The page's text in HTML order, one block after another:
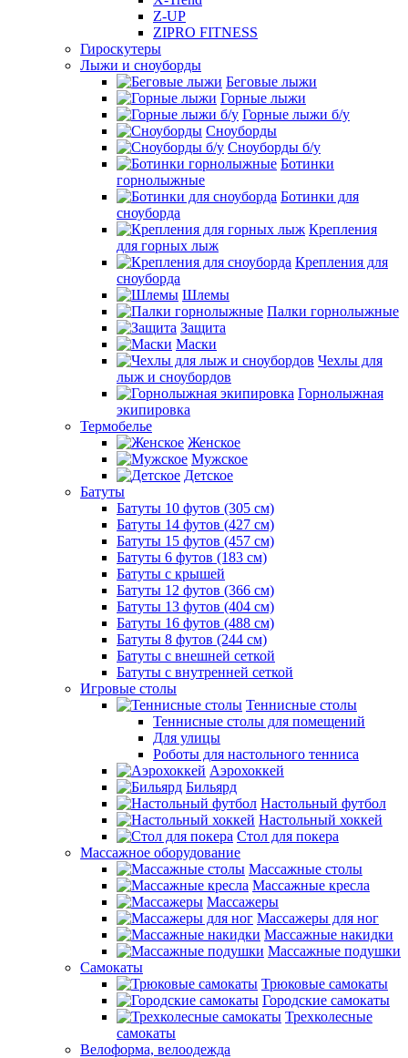
Z-UP
ZIPRO FITNESS
Гироскутеры
Лыжи и сноуборды
Беговые лыжи
Горные лыжи
Горные лыжи б/у
Сноуборды
Сноуборды б/у
Ботинки
горнолыжные
Ботинки для
сноуборда
Крепления
для горных лыж
Крепления для
сноуборда
Шлемы
Палки горнолыжные
Защита
Маски
Чехлы для
лыж и сноубордов
Горнолыжная
экипировка
Термобелье
Женское
Мужское
Детское
Батуты
Батуты 10 футов (305 см)
Батуты 14 футов (427 см)
Батуты 15 футов (457 см)
Батуты 6 футов (183 см)
Батуты с крышей
Батуты 12 футов (366 см)
Батуты 13 футов (404 см)
Батуты 16 футов (488 см)
Батуты 8 футов (244 см)
Батуты с внешней сеткой
Батуты с внутренней сеткой
Игровые столы
Теннисные столы
Теннисные столы для помещений
Для улицы
Роботы для настольного тенниса
Аэрохоккей
Бильярд
Настольный футбол
Настольный хоккей
Стол для покера
Массажное оборудование
Массажные столы
Массажные кресла
Массажеры
Массажеры для ног
Массажные накидки
Массажные подушки
Самокаты
Трюковые самокаты
Городские самокаты
Трехколесные
самокаты
Велоформа, велоодежда